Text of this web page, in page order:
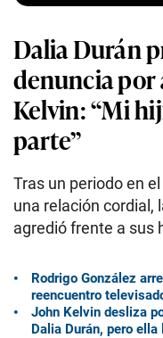
Dalia Durán
denuncia por
Kelvin: “Mi
parte”
Tras un periodo en
una relación cordial,
agredió frente a sus
Rodrigo González
reencuentro
John Kelvin desliza
Dalia Durán, pero ella